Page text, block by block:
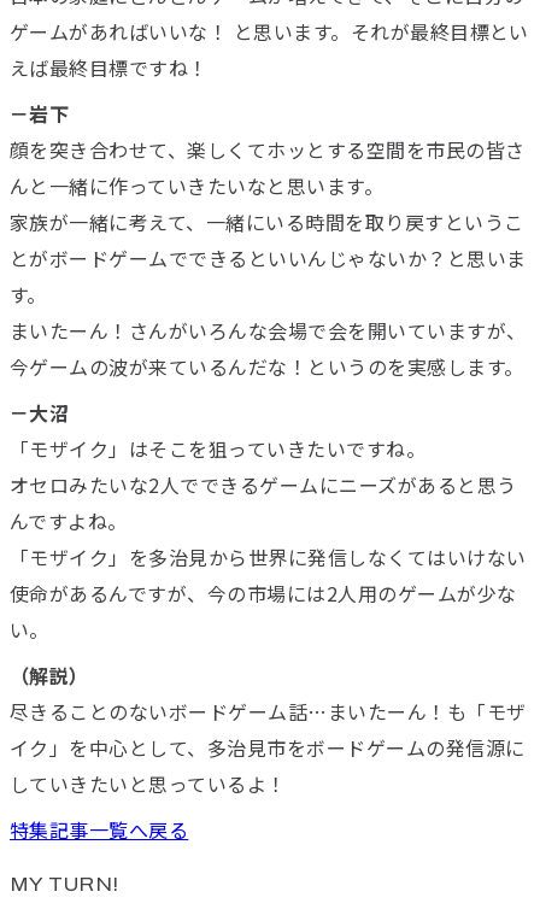
ゲームがあればいいな！ と思います。それが最終目標とい
えば最終目標ですね！
－岩下
顔を突き合わせて、楽しくてホッとする空間を市民の皆さ
んと一緒に作っていきたいなと思います。
家族が一緒に考えて、一緒にいる時間を取り戻すというこ
とがボードゲームでできるといいんじゃないか？と思いま
す。
まいたーん！さんがいろんな会場で会を開いていますが、
今ゲームの波が来ているんだな！というのを実感します。
－大沼
「モザイク」はそこを狙っていきたいですね。
オセロみたいな2人でできるゲームにニーズがあると思う
んですよね。
「モザイク」を多治見から世界に発信しなくてはいけない
使命があるんですが、今の市場には2人用のゲームが少な
い。
（解説）
尽きることのないボードゲーム話…まいたーん！も「モザ
イク」を中心として、多治見市をボードゲームの発信源に
していきたいと思っているよ！
特集記事一覧へ戻る
MY TURN!